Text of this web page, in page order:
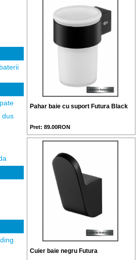
dus
Pahar baie cu suport Futura Black
Pret: 89.00RON
Cuier baie negru Futura